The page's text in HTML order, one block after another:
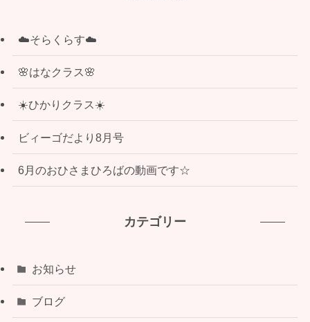
☁️そらくらす☁️
🌸はなクラス🌸
☀️ひかりクラス☀️
ビィーゴだより8月号
6月のおひさまひろばの動画です☆
カテゴリー
お知らせ
ブログ